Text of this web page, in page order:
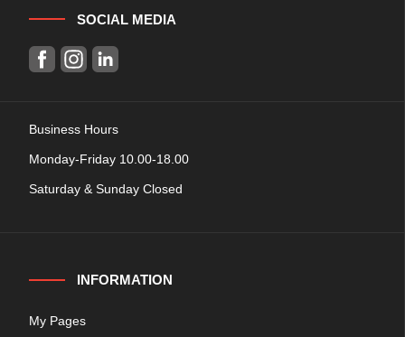
SOCIAL MEDIA
Business Hours
Monday-Friday 10.00-18.00
Saturday & Sunday Closed
INFORMATION
My Pages